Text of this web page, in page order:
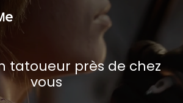
tatoueur près de chez
vous